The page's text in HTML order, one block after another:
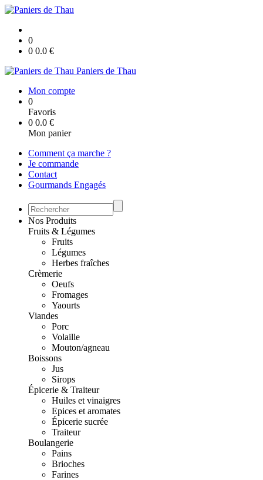
0
0 0.0 €
Paniers de Thau
Mon compte
0
Favoris
0 0.0 €
Mon panier
Comment ça marche ?
Je commande
Contact
Gourmands Engagés
Nos Produits
Fruits & Légumes
Fruits
Légumes
Herbes fraîches
Crèmerie
Oeufs
Fromages
Yaourts
Viandes
Porc
Volaille
Mouton/agneau
Boissons
Jus
Sirops
Épicerie & Traiteur
Huiles et vinaigres
Epices et aromates
Épicerie sucrée
Traiteur
Boulangerie
Pains
Brioches
Farines